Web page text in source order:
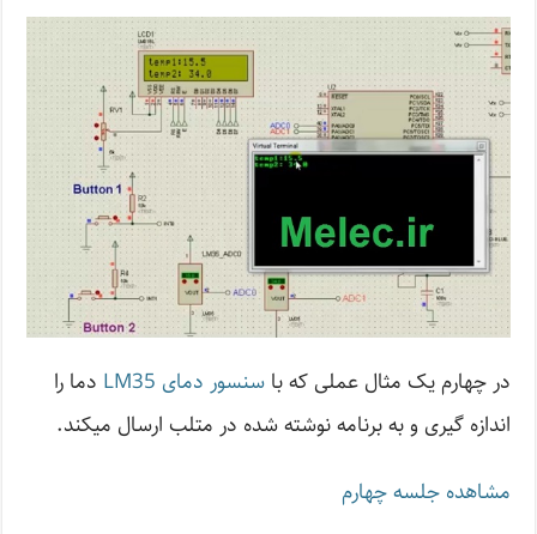
در چهارم یک مثال عملی که باسنسور دمای LM35
دما را
اندازه گیری و به برنامه نوشته شده در متلب ارسال میکند.
مشاهده جلسه چهارم